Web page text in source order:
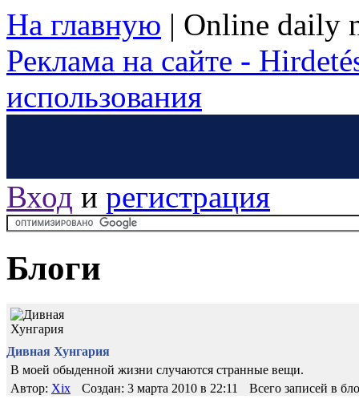
На главную | Online daily
Реклама на сайте -
использования
Вход и регистрация
Блоги
Дивная Хунгария
В моей обыденной жизни случаются странные вещи.
Автор: Xix Создан: 3 марта 2010 в 22:11 Всего записей в